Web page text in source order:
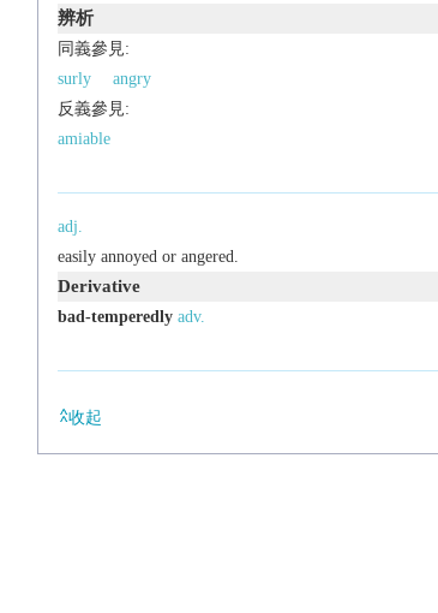
辨析
同義參見:
surly
angry
反義參見:
amiable
adj.
easily annoyed or angered.
Derivative
bad-temperedly adv.
收起